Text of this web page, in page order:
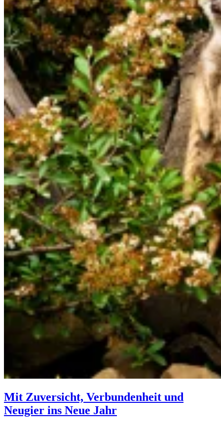
Mit Zuversicht, Verbundenheit und
Neugier ins Neue Jahr